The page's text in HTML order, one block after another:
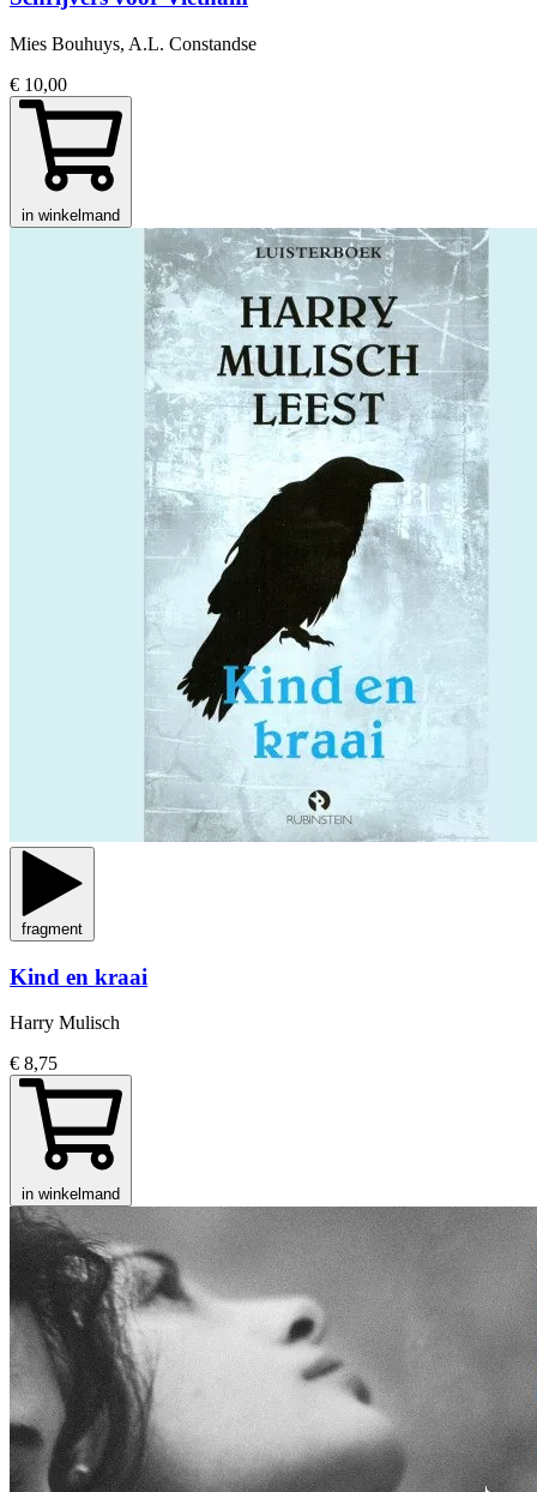
Mies Bouhuys, A.L. Constandse
€ 10,00
in winkelmand
fragment
Kind en kraai
Harry Mulisch
€ 8,75
in winkelmand